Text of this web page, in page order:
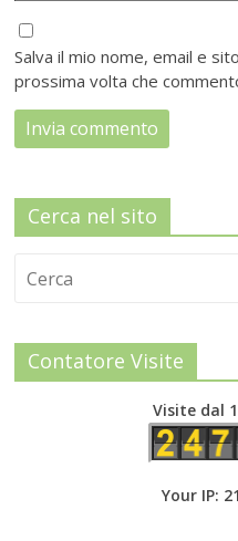
Salva il mio nome, email e
prossima volta che
Cerca nel sito
Contatore Visite
Visite dal
Your IP: